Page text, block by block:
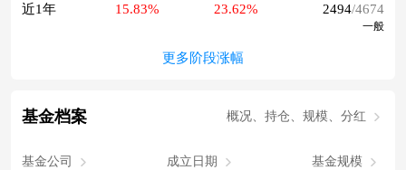
近1年 15.83% 23.62% 2494/4674
一般
更多阶段涨幅
基金档案 概况、持仓、规模、分红
基金公司 成立日期 基金规模